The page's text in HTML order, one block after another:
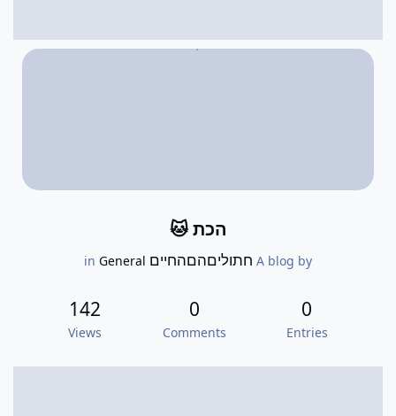
הכת 🐱
A blog by חתוליםהםהחיים General
0
Entries
0
Comments
142
Views